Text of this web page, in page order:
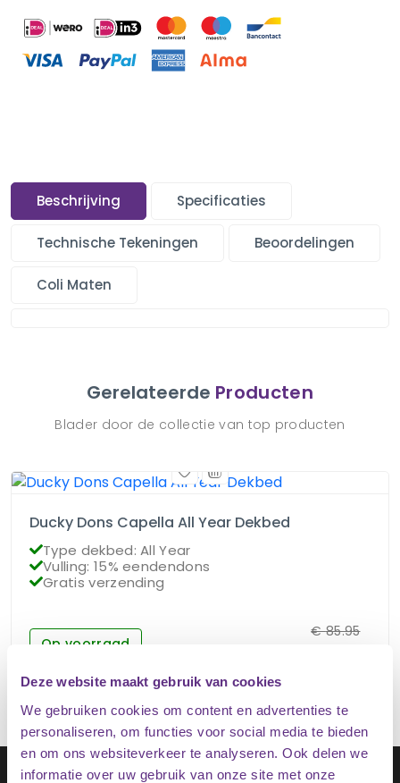
Deze website maakt gebruik van cookies
We gebruiken cookies om content en advertenties te
personaliseren, om functies voor social media te bieden
en om ons websiteverkeer te analyseren. Ook delen we
informatie over uw gebruik van onze site met onze
Beschrijving Specificaties
Technische Tekeningen Beoordelingen
Coli Maten
Gerelateerde Producten
Blader door de collectie van top producten
Ducky Dons Capella All Year Dekbed
Type dekbed: All Year
Vulling: 15% eendendons
Gratis verzending
Op voorraad
€85.95
Schrijf je in op onze nieuwsbrief